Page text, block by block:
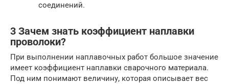
соединений.
3 Зачем знать коэффициент наплавки
проволоки?
При выполнении наплавочных работ большое значение
имеет коэффициент наплавки сварочного материала.
Под ним понимают величину, которая описывает вес